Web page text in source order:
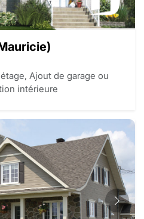
Ajout de garage ou
intérieure